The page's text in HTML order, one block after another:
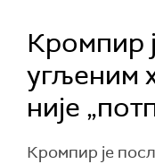
Кромпир
угљеним
није
Кромпир је